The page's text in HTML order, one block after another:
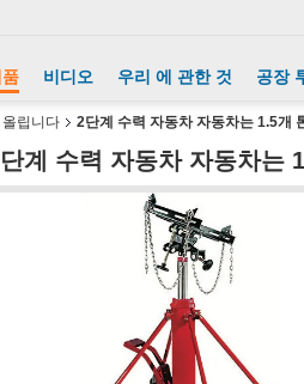
비디오 우리 에 관한 것 공장
립니다 2단계 수력 자동차 자동차는 1.5개
계 수력 자동차 자동차는